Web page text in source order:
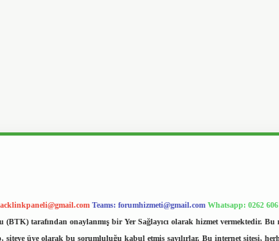
Teams: forumhizmeti@gmail.com Whatsapp: 0262
tarafından onaylanmış bir Yer Sağlayıcı olarak hizmet vermektedir.
üye olarak bu sorumluluğu kabul etmiş sayılırlar. Bu internet sitesi,